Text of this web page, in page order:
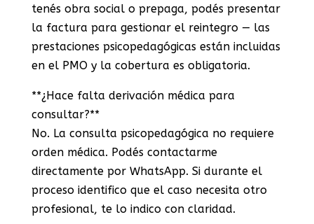
tenés obra social o prepaga, podés presentar
la factura para gestionar el reintegro — las
prestaciones psicopedagógicas están incluidas
en el PMO y la cobertura es obligatoria.
**¿Hace falta derivación médica para
consultar?**
No. La consulta psicopedagógica no requiere
orden médica. Podés contactarme
directamente por WhatsApp. Si durante el
proceso identifico que el caso necesita otro
profesional, te lo indico con claridad.